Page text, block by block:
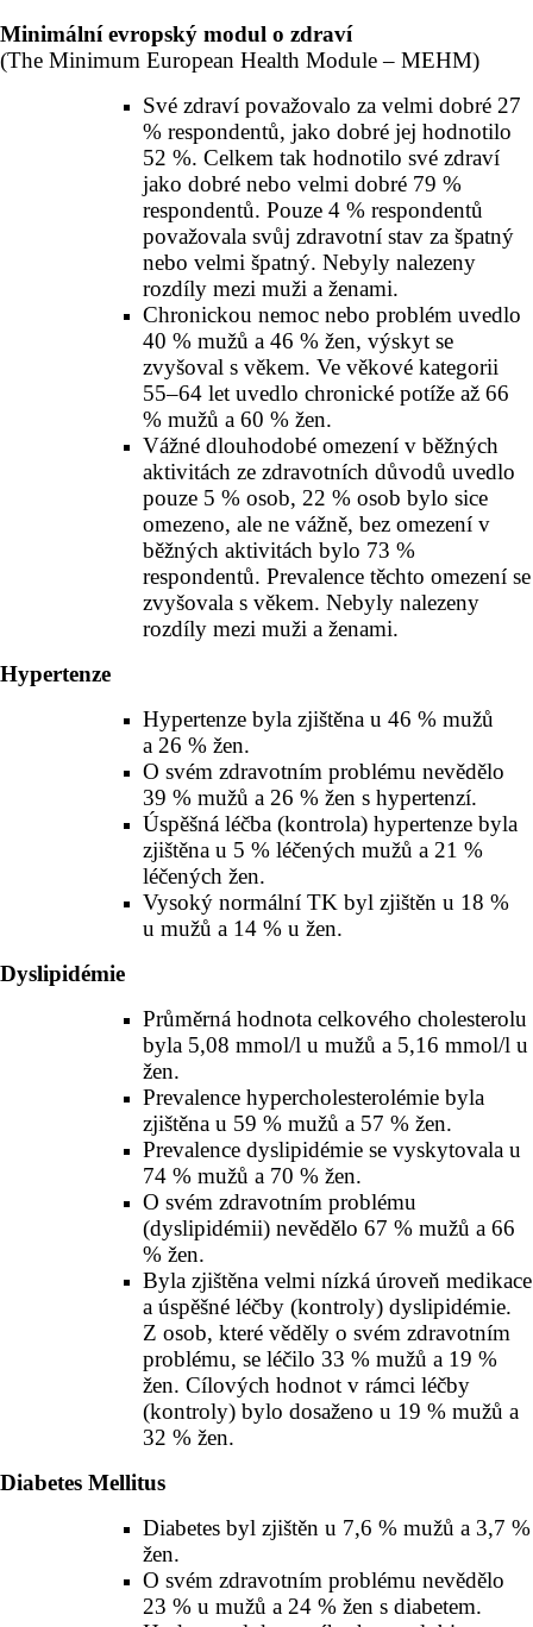
Minimální evropský modul o zdraví
(The Minimum European Health Module – MEHM)
Své zdraví považovalo za velmi dobré 27
% respondentů, jako dobré jej hodnotilo
52 %. Celkem tak hodnotilo své zdraví
jako dobré nebo velmi dobré 79 %
respondentů. Pouze 4 % respondentů
považovala svůj zdravotní stav za špatný
nebo velmi špatný. Nebyly nalezeny
rozdíly mezi muži a ženami.
Chronickou nemoc nebo problém uvedlo
40 % mužů a 46 % žen, výskyt se
zvyšoval s věkem. Ve věkové kategorii
55–64 let uvedlo chronické potíže až 66
% mužů a 60 % žen.
Vážné dlouhodobé omezení v běžných
aktivitách ze zdravotních důvodů uvedlo
pouze 5 % osob, 22 % osob bylo sice
omezeno, ale ne vážně, bez omezení v
běžných aktivitách bylo 73 %
respondentů. Prevalence těchto omezení se
zvyšovala s věkem. Nebyly nalezeny
rozdíly mezi muži a ženami.
Hypertenze
Hypertenze byla zjištěna u 46 % mužů
a 26 % žen.
O svém zdravotním problému nevědělo
39 % mužů a 26 % žen s hypertenzí.
Úspěšná léčba (kontrola) hypertenze byla
zjištěna u 5 % léčených mužů a 21 %
léčených žen.
Vysoký normální TK byl zjištěn u 18 %
u mužů a 14 % u žen.
Dyslipidémie
Průměrná hodnota celkového cholesterolu
byla 5,08 mmol/l u mužů a 5,16 mmol/l u
žen.
Prevalence hypercholesterolémie byla
zjištěna u 59 % mužů a 57 % žen.
Prevalence dyslipidémie se vyskytovala u
74 % mužů a 70 % žen.
O svém zdravotním problému
(dyslipidémii) nevědělo 67 % mužů a 66
% žen.
Byla zjištěna velmi nízká úroveň medikace
a úspěšné léčby (kontroly) dyslipidémie.
Z osob, které věděly o svém zdravotním
problému, se léčilo 33 % mužů a 19 %
žen. Cílových hodnot v rámci léčby
(kontroly) bylo dosaženo u 19 % mužů a
32 % žen.
Diabetes Mellitus
Diabetes byl zjištěn u 7,6 % mužů a 3,7 %
žen.
O svém zdravotním problému nevědělo
23 % u mužů a 24 % žen s diabetem.